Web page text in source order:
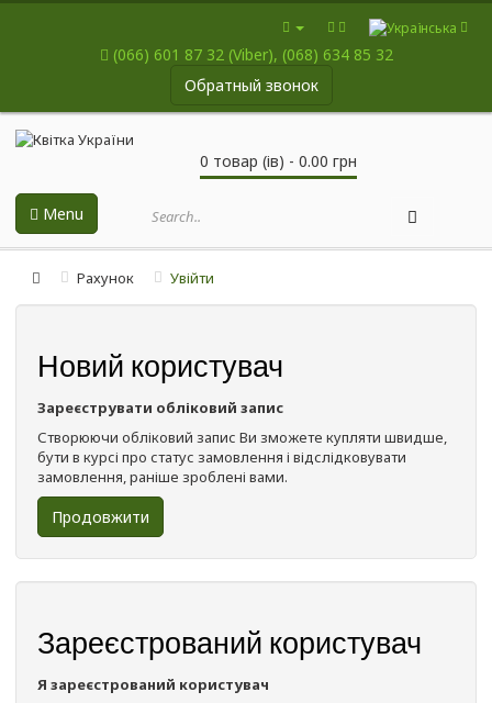
(066) 601 87 32 (Viber), (068) 634 85 32
Обратный звонок
0 товар (ів) - 0.00 грн
Menu
Рахунок Увійти
Новий користувач
Зареєструвати обліковий запис
Створюючи обліковий запис Ви зможете купляти швидше,
бути в курсі про статус замовлення і відслідковувати
замовлення, раніше зроблені вами.
Продовжити
Зареєстрований користувач
Я зареєстрований користувач